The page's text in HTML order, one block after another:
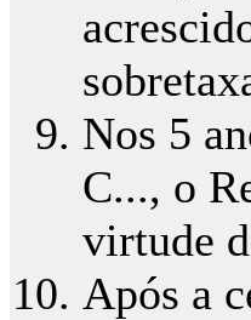
Nos 5
C..., o
virtude
Após a